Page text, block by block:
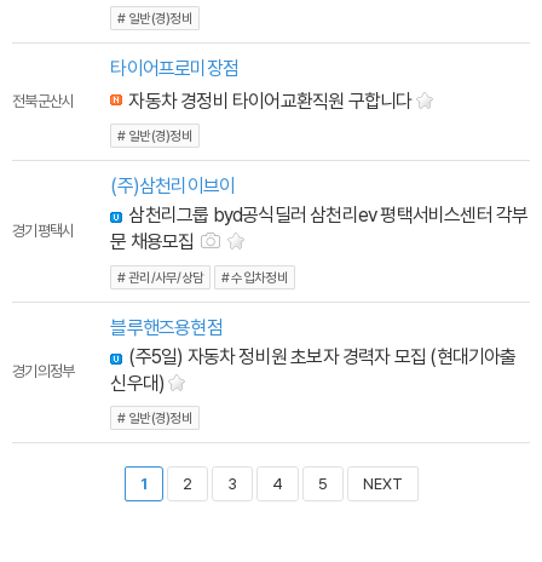
# 일반(경)정비
전북 군산시
타이어프로미장점
자동차 경정비 타이어교환직원 구합니다
# 일반(경)정비
경기 평택시
(주)삼천리이브이
삼천리그룹 byd공식딜러 삼천리ev 평택서비스센터 각부
문 채용모집
# 관리/사무/상담 # 수입차정비
경기 의정부
블루핸즈용현점
(주5일) 자동차 정비원 초보자 경력자 모집 (현대기아출
신우대)
# 일반(경)정비
1 2 3 4 5 NEXT